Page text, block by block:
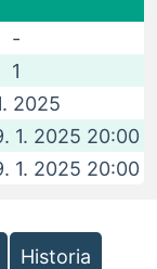
-
1
2025
1. 2025 20:00
1. 2025 20:00
Historia